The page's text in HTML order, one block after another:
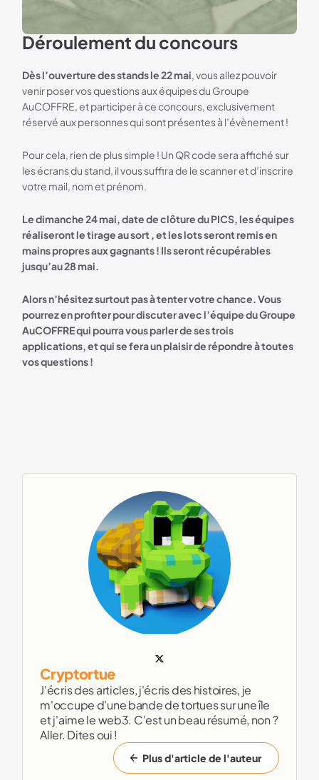
Déroulement du concours
Dès l’ouverture des stands le 22 mai, vous allez pouvoir
venir poser vos questions aux équipesdu Groupe
AuCOFFRE, et participer à ce concours, exclusivement
réservé aux personnes qui sont présentes à l’évènement !
Pour cela, rien de plus simple ! Un QR code sera affiché sur
les écrans du stand, il vous suffira de le scanner et d’inscrire
votre mail, nom et prénom.
Le dimanche 24 mai, date de clôture du PICS, les équipes
réaliseront le tirage au sort , et les lots seront remis en
mains propres aux gagnants ! Ils seront récupérables
jusqu’au 28 mai.
Alors n’hésitez surtout pas à tenter votre chance. Vous
pourrez en profiter pour discuter avec l’équipe du Groupe
AuCOFFRE qui pourra vous parler de ses trois
applications, et qui se fera un plaisir de répondre à toutes
vos questions !
Cryptortue
J'écris des articles, j'écris des histoires, je
m'occupe d'une bande de tortues sur une île
et j'aime le web3. C'est un beau résumé, non ?
Aller. Dites oui !
Plus d'article de l'auteur